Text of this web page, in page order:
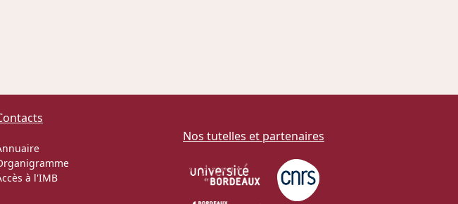
à l'IMB
Nos tutelles et partenaires